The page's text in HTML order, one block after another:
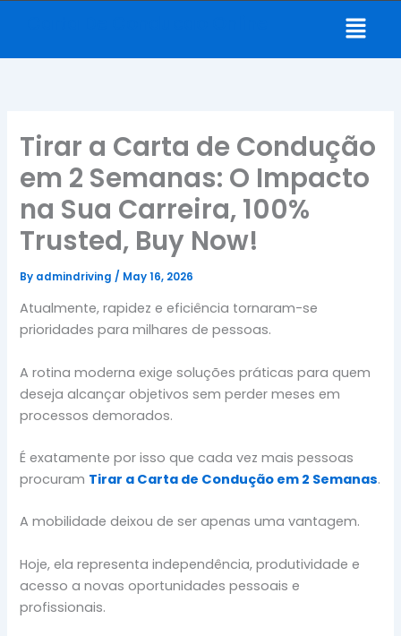
Menu
Tirar a Carta de Condução
em 2 Semanas: O Impacto
na Sua Carreira, 100%
Trusted, Buy Now!
By admindriving / May 16, 2026
Atualmente, rapidez e eficiência tornaram-se
prioridades para milhares de pessoas.
A rotina moderna exige soluções práticas para quem
deseja alcançar objetivos sem perder meses em
processos demorados.
É exatamente por isso que cada vez mais pessoas
procuram Tirar a Carta de Condução em 2 Semanas.
A mobilidade deixou de ser apenas uma vantagem.
Hoje, ela representa independência, produtividade e
acesso a novas oportunidades pessoais e
profissionais.